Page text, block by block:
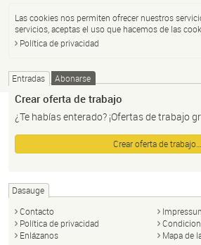
Las cookies nos permiten ofrecer nuestros
servicios, aceptas el uso que hacemos de las
Política de privacidad
Entradas Abonarse
Crear oferta de trabajo
¿Te habías enterado? ¡Ofertas de trabajo
Crear oferta de trabajo…
Dasauge
Contacto
Política de privacidad
Enlázanos
Mapa de